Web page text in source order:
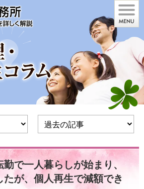
勤で一人暮らしが始まり、
たが、個人再生で減額でき